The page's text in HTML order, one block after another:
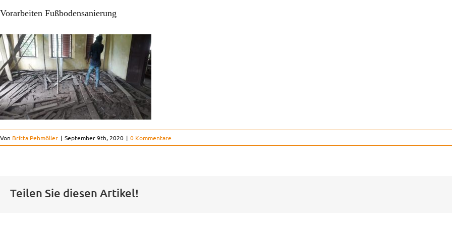
Vorarbeiten Fußbodensanierung
Von Britta Pehmöller | September 9th, 2020 | 0 Kommentare
Teilen Sie diesen Artikel!